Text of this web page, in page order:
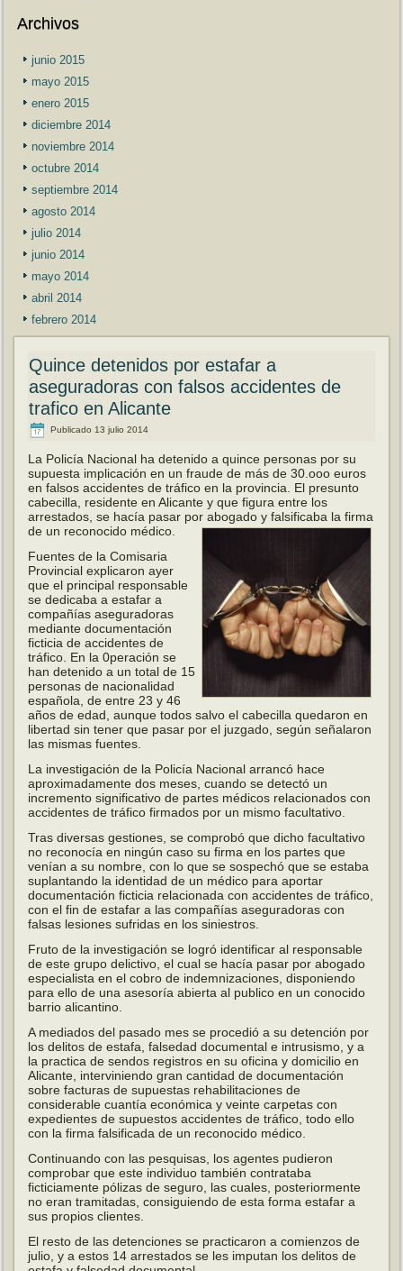
Archivos
junio 2015
mayo 2015
enero 2015
diciembre 2014
noviembre 2014
octubre 2014
septiembre 2014
agosto 2014
julio 2014
junio 2014
mayo 2014
abril 2014
febrero 2014
Quince detenidos por estafar a
aseguradoras con falsos accidentes de
trafico en Alicante
Publicado 13 julio 2014
La Policía Nacional ha detenido a quince personas por su
supuesta implicación en un fraude de más de 30.ooo euros
en falsos accidentes de tráfico en la provincia. El presunto
cabecilla, residente en Alicante y que figura entre los
arrestados, se hacía pasar por abogado y falsificaba la firma
de un reconocido médico.
Fuentes de la Comisaria
Provincial explicaron ayer
que el principal responsable
se dedicaba a estafar a
compañías aseguradoras
mediante documentación
ficticia de accidentes de
tráfico. En la 0peración se
han detenido a un total de 15
personas de nacionalidad
española, de entre 23 y 46
años de edad, aunque todos salvo el cabecilla quedaron en
libertad sin tener que pasar por el juzgado, según señalaron
las mismas fuentes.
La investigación de la Policía Nacional arrancó hace
aproximadamente dos meses, cuando se detectó un
incremento significativo de partes médicos relacionados con
accidentes de tráfico firmados por un mismo facultativo.
Tras diversas gestiones, se comprobó que dicho facultativo
no reconocía en ningún caso su firma en los partes que
venían a su nombre, con lo que se sospechó que se estaba
suplantando la identidad de un médico para aportar
documentación ficticia relacionada con accidentes de tráfico,
con el fin de estafar a las compañías aseguradoras con
falsas lesiones sufridas en los siniestros.
Fruto de la investigación se logró identificar al responsable
de este grupo delictivo, el cual se hacía pasar por abogado
especialista en el cobro de indemnizaciones, disponiendo
para ello de una asesoría abierta al publico en un conocido
barrio alicantino.
A mediados del pasado mes se procedió a su detención por
los delitos de estafa, falsedad documental e intrusismo, y a
la practica de sendos registros en su oficina y domicilio en
Alicante, interviniendo gran cantidad de documentación
sobre facturas de supuestas rehabilitaciones de
considerable cuantía económica y veinte carpetas con
expedientes de supuestos accidentes de tráfico, todo ello
con la firma falsificada de un reconocido médico.
Continuando con las pesquisas, los agentes pudieron
comprobar que este individuo también contrataba
ficticiamente pólizas de seguro, las cuales, posteriormente
no eran tramitadas, consiguiendo de esta forma estafar a
sus propios clientes.
El resto de las detenciones se practicaron a comienzos de
julio, y a estos 14 arrestados se les imputan los delitos de